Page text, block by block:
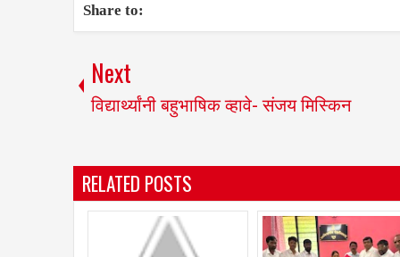
Share to:
Next
विद्यार्थ्यांनी बहुभाषिक व्हावे- संजय मिस्किन
RELATED POSTS